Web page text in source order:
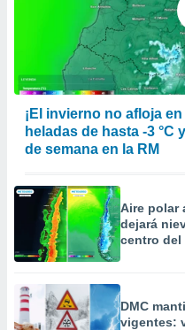
¡El invierno no afloja
heladas de hasta -3
de semana en la RM
Aire polar
dejará
centro del
DMC
vigentes: